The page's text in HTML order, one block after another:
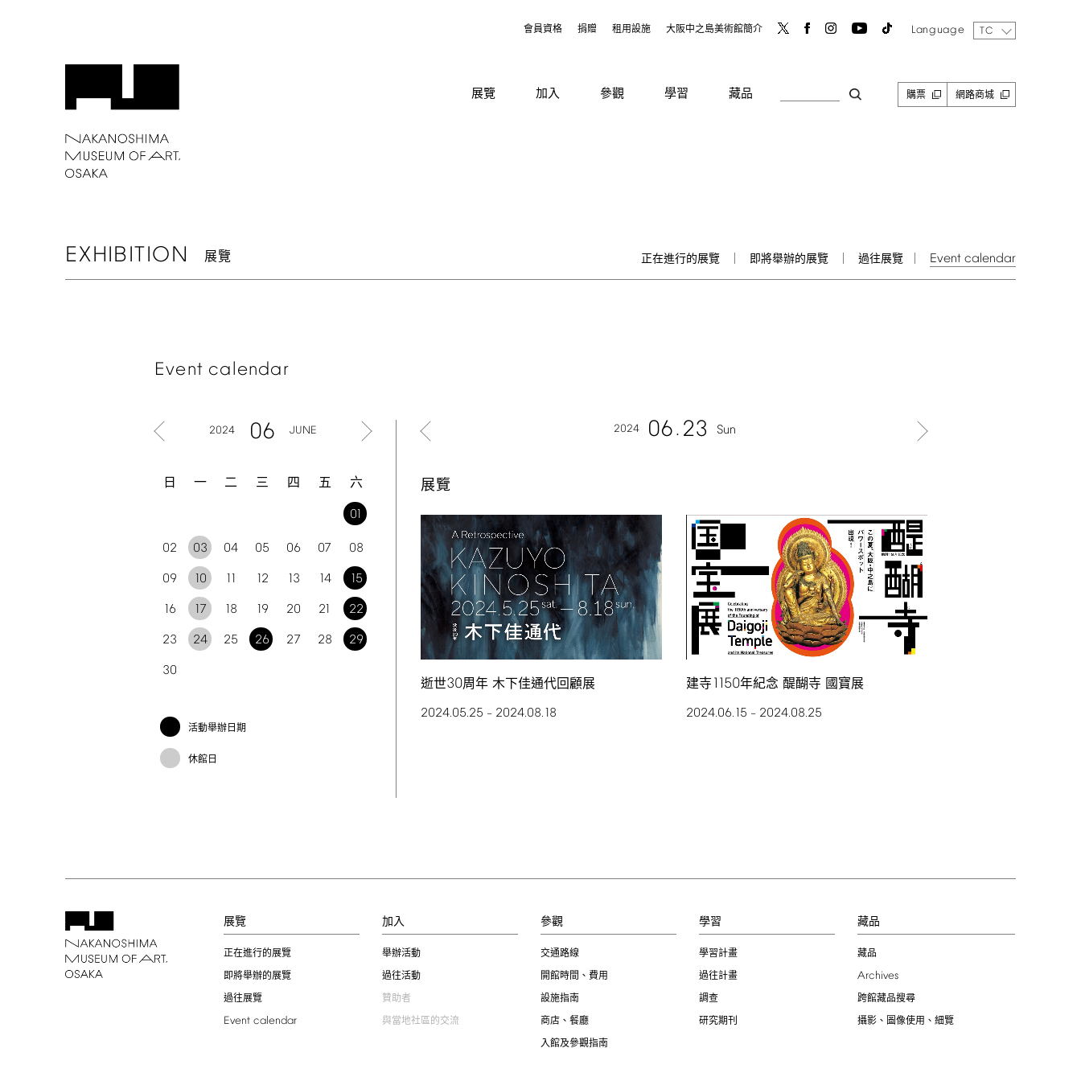
會員資格 捐贈 租用設施 大阪中之島美術館簡介 Language TC
展覽 加入 參觀 學習 藏品 購票 網路商城
EXHIBITION 展覽 正在進行的展覽 即將舉辦的展覽 過往展覽 Event calendar
Event calendar
2024 06 JUNE
日 一 二 三 四 五 六
01
02 03 04 05 06 07 08
09 10 11 12 13 14 15
16 17 18 19 20 21 22
23 24 25 26 27 28 29
30
活動舉辦日期
休館日
2024 06 23 Sun
展覽
逝世30周年 木下佳通代回顧展
2024.05.25 – 2024.08.18
建寺1150年紀念 醍醐寺 國寶展
2024.06.15 – 2024.08.25
展覽
正在進行的展覽
即將舉辦的展覽
過往展覽
Event calendar
加入
舉辦活動
過往活動
贊助者
與當地社區的交流
參觀
交通路線
開館時間、費用
設施指南
商店、餐廳
入館及參觀指南
學習
學習計畫
過往計畫
調查
研究期刊
藏品
藏品
Archives
跨館藏品搜尋
攝影、圖像使用、細覽